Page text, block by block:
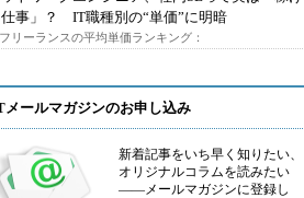
仕事」？ IT職種別の“単価”に明暗
リーランスの平均単価ランキング：
メールマガジンのお申し込み
新着記事をいち早く知りたい、
オリジナルコラムを読みたい
――メールマガジンに登録し